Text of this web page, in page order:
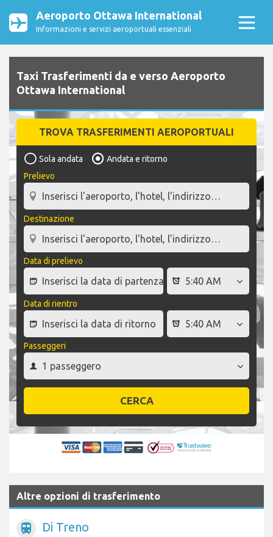
Aeroporto Ottawa International
Informazioni e servizi aeroportuali essenziali
Taxi Trasferimenti da e verso Aeroporto
Ottawa International
TROVA TRASFERIMENTI AEROPORTUALI
Sola andata
Andata e ritorno
Prelievo
Destinazione
Data di prelievo
Data di rientro
Passeggeri
CERCA
Altre opzioni di trasferimento
train Di Treno